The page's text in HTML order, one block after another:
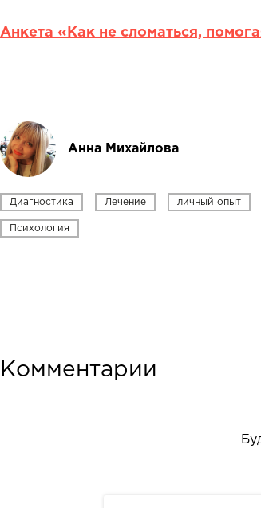
Анкета «Как не сломаться,
Анна Михайлова
Диагностика Лечение личный опыт
Психология
Комментарии